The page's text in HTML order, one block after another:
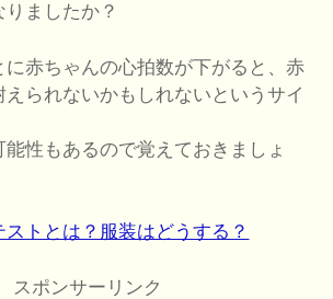
ましたか？
に赤ちゃんの心拍数が下がると、赤
られないかもしれないというサイ
性もあるので覚えておきましょ
ストとは？服装はどうする？
スポンサーリンク